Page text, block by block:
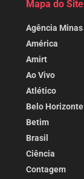
Mapa do Site
Agência Minas
América
Amirt
Ao Vivo
Atlético
Belo Horizonte
Betim
Brasil
Ciência
Contagem